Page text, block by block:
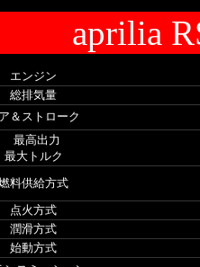
aprilia
エンジン
総排気量
＆ストローク
最高出力
最大トルク
料供給方式
点火方式
潤滑方式
始動方式